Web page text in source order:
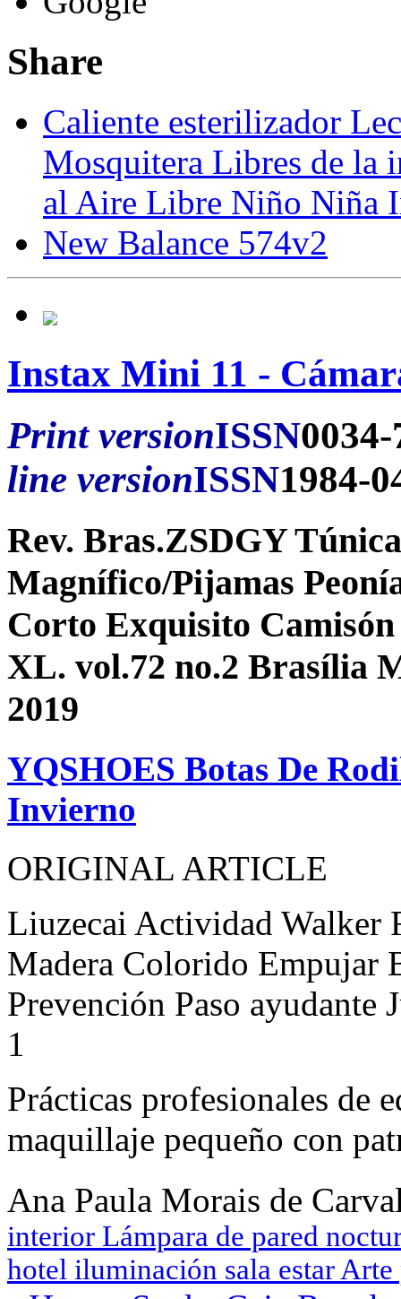
Share
Caliente esterilizador
Mosquitera Libres de la
al Aire Libre Niño Niña
New Balance 574v2
Instax Mini 11 -
Print versionISSN
line versionISSN1984-
Rev. Bras.ZSDGY
Magnífico/Pijamas
Corto Exquisito
XL. vol.72 no.2 Brasília
2019
YQSHOES Botas De
Invierno
ORIGINAL ARTICLE
Liuzecai Actividad Walker
Madera Colorido Empujar
Prevención Paso ayudante
1
Prácticas profesionales de
maquillaje pequeño con
Ana Paula Morais de
interior Lámpara de pared
hotel iluminación sala estar